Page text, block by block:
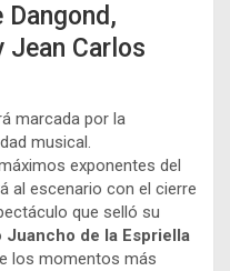
Dangond,
Jean Carlos
marcada por la
musical.
exponentes del
al escenario con el cierre
que selló su
Juancho de la Espriella
los momentos más